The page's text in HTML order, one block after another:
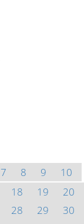
7 8 9
10
18 19
20
28 29
30